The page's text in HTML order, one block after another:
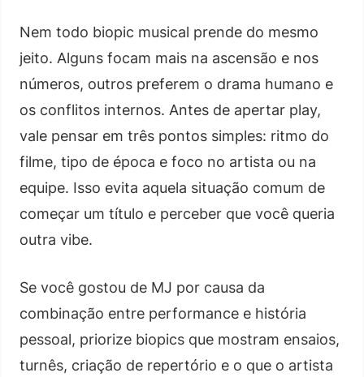
Nem todo biopic musical prende do mesmo
jeito. Alguns focam mais na ascensão e nos
números, outros preferem o drama humano e
os conflitos internos. Antes de apertar play,
vale pensar em três pontos simples: ritmo do
filme, tipo de época e foco no artista ou na
equipe. Isso evita aquela situação comum de
começar um título e perceber que você queria
outra vibe.
Se você gostou de MJ por causa da
combinação entre performance e história
pessoal, priorize biopics que mostram ensaios,
turnês, criação de repertório e o que o artista